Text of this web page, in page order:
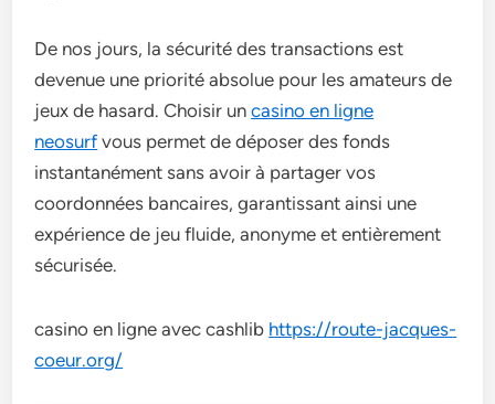
De nos jours, la sécurité des transactions est
devenue une priorité absolue pour les amateurs de
jeux de hasard. Choisir uncasino en ligne
neosurf vous permet de déposer des fonds
instantanément sans avoir à partager vos
coordonnées bancaires, garantissant ainsi une
expérience de jeu fluide, anonyme et entièrement
sécurisée.
casino en ligne avec cashlib https://route-jacques-
coeur.org/